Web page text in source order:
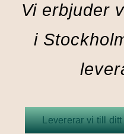
Vi erbjuder
i
Levererar vi till